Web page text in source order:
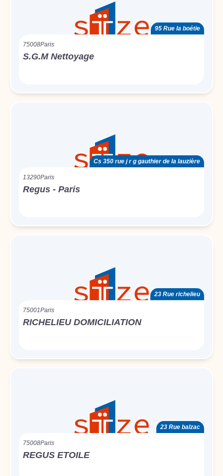
95 Rue la boétie
75008Paris
S.G.M Nettoyage
Cs 350 rue j r g gauthier de la lauzière
13290Paris
Regus - Paris
23 Rue richelieu
75001Paris
RICHELIEU DOMICILIATION
23 Rue balzac
75008Paris
REGUS ETOILE